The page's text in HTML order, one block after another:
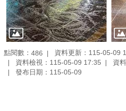
點閱數： 486
資料更新：115-05-09
資料檢視：115-05-09 17:35
資
發布日期：115-05-09